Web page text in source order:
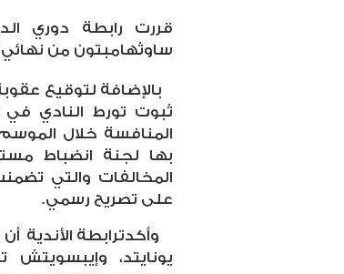
قررت رابطة دوري
ساوثهامبتون من نهائي
بالإضافة لتوقيع
ثبوت تورط النادي
المنافسة خلال الموسم
بها لجنة انضباط
المخالفات والتي
على تصريح رسمي.
وأكدترابطة الأندية
يونايتد، وإيبسويتش